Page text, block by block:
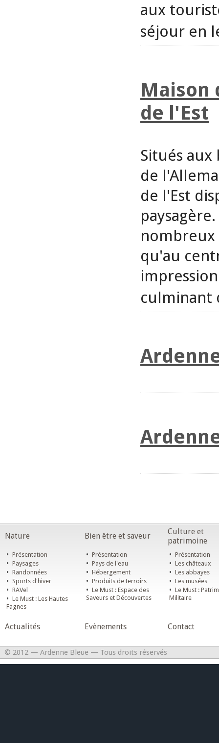
aux
séjour en
Maison
de l'Est
Situés aux
de
de l'Est
nombreux
qu'au
culminant
Nature Bien être et saveur
Culture et
patrimoine
• Présentation
• Paysages
• Randonnées
• Sports d'hiver
• RAVel
• Le Must : Les Hautes
Fagnes
• Présentation
• Pays de l'eau
• Hébergement
• Produits de terroirs
• Le Must : Espace des
Saveurs et Découvertes
• Présentation
• Les châteaux
• Les abbayes
• Les musées
• Le Must :
Militaire
Actualités Evènements Contact
© 2012 — Ardenne Bleue — Tous droits réservés